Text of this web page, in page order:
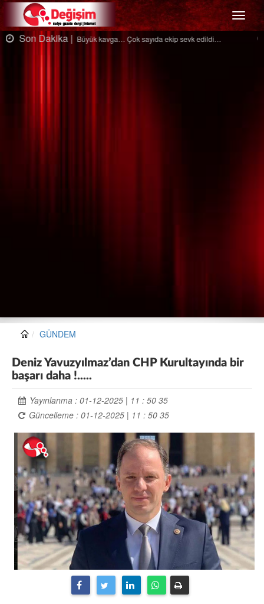
Menü
Son Dakika |Ağaçtan düştü…
GÜNDEM
Deniz Yavuzyılmaz’dan CHP Kurultayında bir
başarı daha !.....
Yayınlanma : 01-12-2025 | 11 : 50 35
Güncelleme : 01-12-2025 | 11 : 50 35